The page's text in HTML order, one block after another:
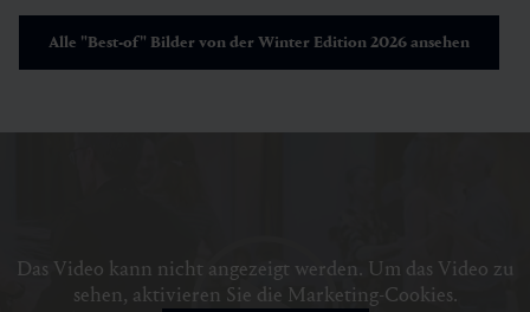
Alle "Best-of" Bilder von der Winter Edition 2026 ansehen
Das Video kann nicht angezeigt werden. Um das Video zu
sehen, aktivieren Sie die Marketing-Cookies.